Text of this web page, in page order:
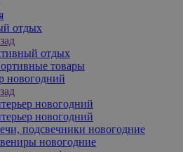
отдых
отдых
товары
новогодний
новогодний
новогодний
подсвечники новогодние
новогодние